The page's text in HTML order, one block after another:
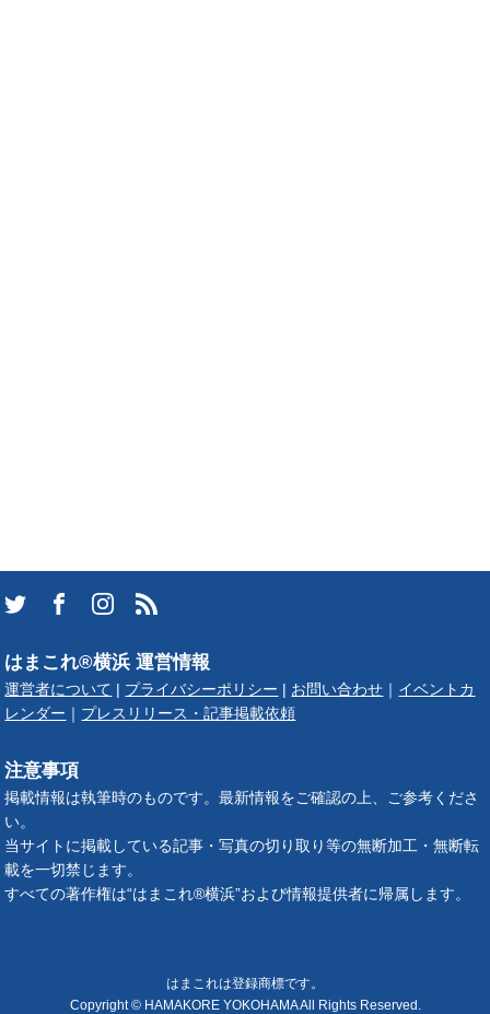
はまこれ®横浜 運営情報
運営者について | プライバシーポリシー | お問い合わせ ｜ イベントカ
レンダー ｜ プレスリリース・記事掲載依頼
注意事項
掲載情報は執筆時のものです。最新情報をご確認の上、ご参考くださ
い。
当サイトに掲載している記事・写真の切り取り等の無断加工・無断転
載を一切禁じます。
すべての著作権は“はまこれ®横浜”および情報提供者に帰属します。
はまこれは登録商標です。
Copyright © HAMAKORE YOKOHAMA All Rights Reserved.